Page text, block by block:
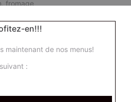
fromage
€
en!!!
maintenant de nos menus!
: